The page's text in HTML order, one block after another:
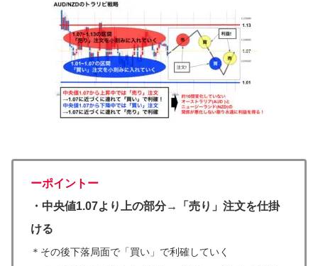
ーポイントー
・中央値1.07より上の部分→「売り」注文を仕掛
ける
＊その後下落局面で「買い」で利確していく